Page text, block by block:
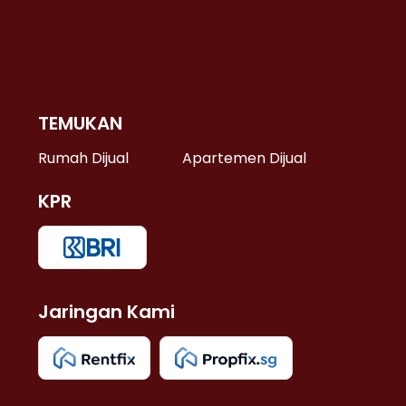
TEMUKAN
Rumah Dijual Apartemen Dijual
KPR
Jaringan Kami